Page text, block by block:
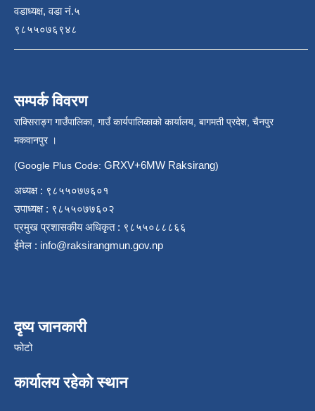
वडाध्यक्ष, वडा नं.५
९८५५०७६९४८
सम्पर्क विवरण
राक्सिराङ्ग गाउँपालिका, गाउँ कार्यपालिकाको कार्यालय, बागमती प्रदेश, चैनपुर
मकवानपुर ।
(Google Plus Code: GRXV+6MW Raksirang)
अध्यक्ष : ९८५५०७७६०१
उपाध्यक्ष : ९८५५०७७६०२
प्रमुख प्रशासकीय अधिकृत : ९८५५०८८८६६
ईमेल : info@raksirangmun.gov.np
दृष्य जानकारी
फोटो
कार्यालय रहेको स्थान